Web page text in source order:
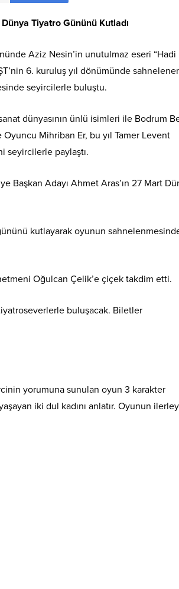
Tiyatro Gününü Kutladı
Aziz Nesin’in unutulmaz eseri “Hadi
6. kuruluş yıl dönümünde
seyircilerle buluştu.
dünyasının ünlü isimleri ile Bodrum
Mihriban Er, bu yıl Tamer Levent
seyircilerle paylaştı.
Başkan Adayı Ahmet Aras’ın 27 Mart
kutlayarak oyunun
Oğulcan Çelik’e çiçek takdim etti.
buluşacak. Biletler
yorumuna sunulan oyun 3 karakter
iki dul kadını anlatır. Oyunun